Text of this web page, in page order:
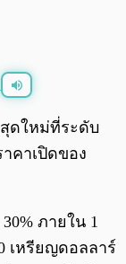
0:00/ 0:00
ดใหม่ที่ระดับ
คาเปิดของ
ภายใน 1
เหรียญดอลลาร์